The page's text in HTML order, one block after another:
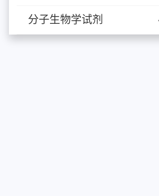
分子生物学试剂